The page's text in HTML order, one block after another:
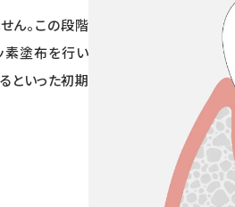
ん。この段階
素塗布を行い
といった初期